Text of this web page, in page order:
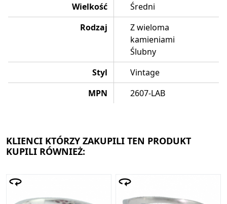
Wielkość
Średni
Rodzaj
Z wieloma
kamieniami
Ślubny
Styl
Vintage
MPN
2607-LAB
KLIENCI KTÓRZY ZAKUPILI TEN PRODUKT
KUPILI RÓWNIEŻ: